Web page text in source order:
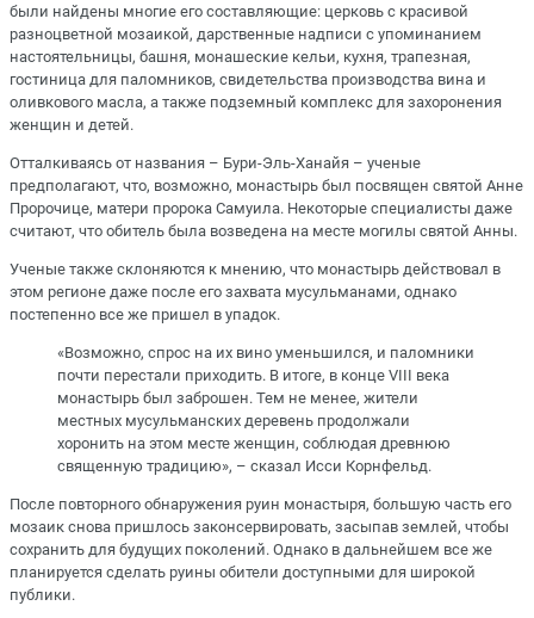
были найдены многие его составляющие: церковь с красивой
разноцветной мозаикой, дарственные надписи с упоминанием
настоятельницы, башня, монашеские кельи, кухня, трапезная,
гостиница для паломников, свидетельства производства вина и
оливкового масла, а также подземный комплекс для захоронения
женщин и детей.
Отталкиваясь от названия – Бури-Эль-Ханайя – ученые
предполагают, что, возможно, монастырь был посвящен святой Анне
Пророчице, матери пророка Самуила. Некоторые специалисты даже
считают, что обитель была возведена на месте могилы святой Анны.
Ученые также склоняются к мнению, что монастырь действовал в
этом регионе даже после его захвата мусульманами, однако
постепенно все же пришел в упадок.
«Возможно, спрос на их вино уменьшился, и паломники
почти перестали приходить. В итоге, в конце VIII века
монастырь был заброшен. Тем не менее, жители
местных мусульманских деревень продолжали
хоронить на этом месте женщин, соблюдая древнюю
священную традицию», – сказал Исси Корнфельд.
После повторного обнаружения руин монастыря, большую часть его
мозаик снова пришлось законсервировать, засыпав землей, чтобы
сохранить для будущих поколений. Однако в дальнейшем все же
планируется сделать руины обители доступными для широкой
публики.